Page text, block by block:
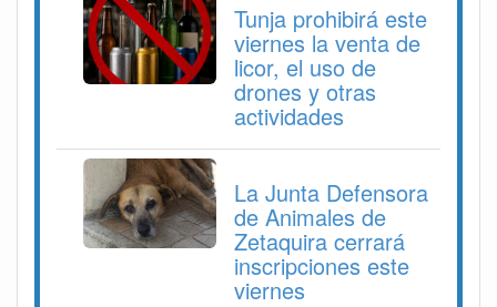
Tunja prohibirá este
viernes la venta de
licor, el uso de
drones y otras
actividades
La Junta Defensora
de Animales de
Zetaquira cerrará
inscripciones este
viernes